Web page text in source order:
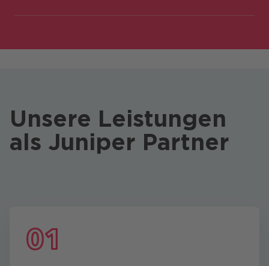
Unsere Leistungen
als Juniper Partner